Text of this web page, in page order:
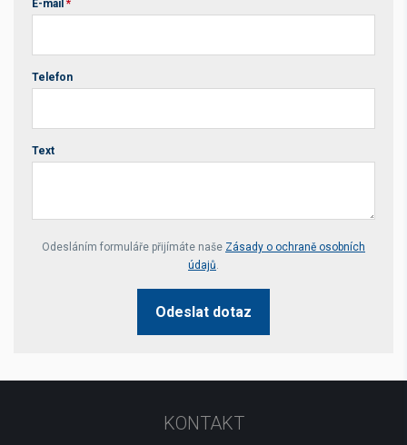
E-mail *
Telefon
Text
Your website *
Odesláním formuláře přijímáte naše Zásady o ochraně osobních
údajů.
Odeslat dotaz
KONTAKT